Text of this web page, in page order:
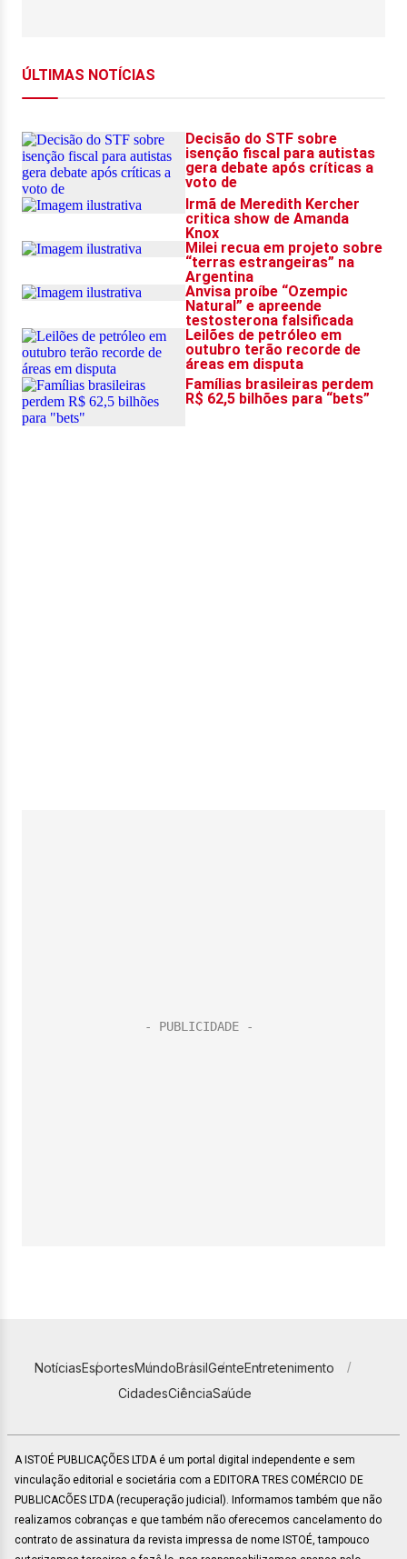
NotíciasEsportesMundoBrasilGenteEntretenimento
CidadesCiênciaSaúde
A ISTOÉ PUBLICAÇÕES LTDA é um portal digital independente e sem
vinculação editorial e societária com a EDITORA TRES COMÉRCIO DE
PUBLICACÕES LTDA (recuperação judicial). Informamos também que não
realizamos cobranças e que também não oferecemos cancelamento do
contrato de assinatura da revista impressa de nome ISTOÉ, tampouco